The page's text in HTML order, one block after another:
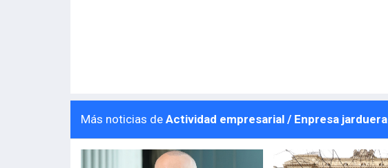
Más noticias de Actividad empresarial / Enpresa jarduera